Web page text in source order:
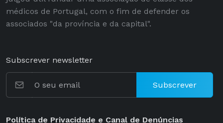
médicos de Portugal, com o fim de defender os
associados "da província e da capital".
Subscrever newsletter
Subscrever
Política de Privacidade e Canal de Denúncias